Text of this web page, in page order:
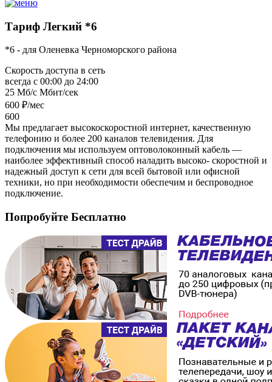
Тариф Легкий *6
*6 - для Оленевка Черноморского района
Скорость доступа в сеть
всегда с 00:00 до 24:00
25 Мб/с Мбит/сек
600 ₽/мес
600
Мы предлагает высокоскоростной интернет, качественную
телефонию и более 200 каналов телевидения. Для
подключения мы используем оптоволоконный кабель —
наиболее эффективный способ наладить высоко- скоростной и
надежный доступ к сети для всей бытовой или офисной
техники, но при необходимости обеспечим и беспроводное
подключение.
Попробуйте Бесплатно